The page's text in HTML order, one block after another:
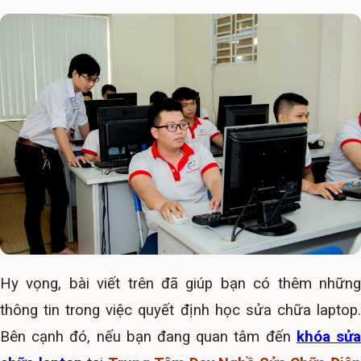
Hy vọng, bài viết trên đã giúp bạn có thêm những
thông tin trong việc quyết định học sửa chữa laptop.
Bên cạnh đó, nếu bạn đang quan tâm đến khóa sửa